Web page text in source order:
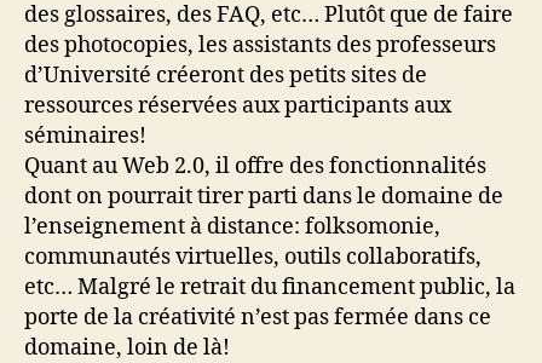
des glossaires, des FAQ, etc… Plutôt que de faire
des photocopies, les assistants des professeurs
d’Université créeront des petits sites de
ressources réservées aux participants aux
séminaires!
Quant au Web 2.0, il offre des fonctionnalités
dont on pourrait tirer parti dans le domaine de
l’enseignement à distance: folksomonie,
communautés virtuelles, outils collaboratifs,
etc… Malgré le retrait du financement public, la
porte de la créativité n’est pas fermée dans ce
domaine, loin de là!